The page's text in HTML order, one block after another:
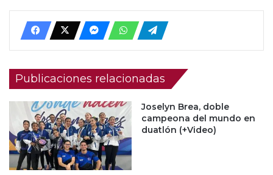
Publicaciones relacionadas
Joselyn Brea, doble
campeona del mundo en
duatlón (+Video)